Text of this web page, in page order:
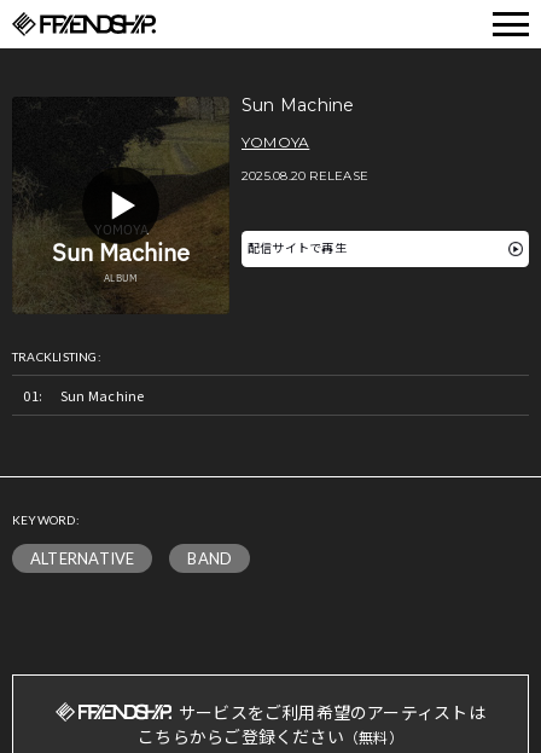
Sun Machine
YOMOYA
2025.08.20 RELEASE
配信サイトで再生
TRACKLISTING:
Sun Machine
KEYWORD:
ALTERNATIVE BAND
サービスをご利用希望のアーティストは
こちらからご登録ください （無料）